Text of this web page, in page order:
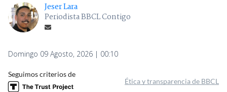
Jeser Lara
Periodista BBCL Contigo
Domingo 09 Agosto, 2026 | 00:10
Seguimos criterios de
Ética y transparencia de BBCL